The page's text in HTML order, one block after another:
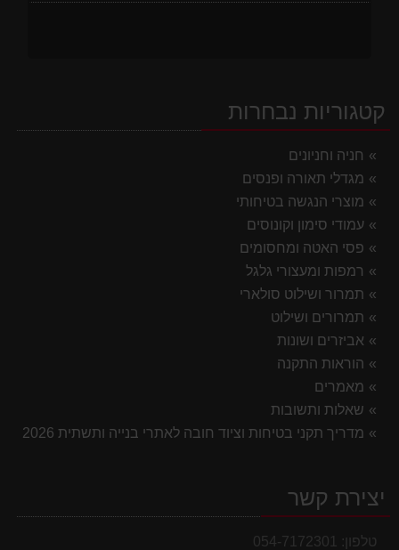
קטגוריות נבחרות
חניה וחניונים
מגדלי תאורה ופנסים
מוצרי הנגשה בטיחותי
עמודי סימון וקונוסים
פסי האטה ומחסומים
רמפות ומעצורי גלגל
תמרור ושילוט סולארי
תמרורים ושילוט
אביזרים ושונות
הוראות התקנה
מאמרים
שאלות ותשובות
מדריך תקני בטיחות וציוד חובה לאתרי בנייה ותשתית 2026
יצירת קשר
טלפון: 054-7172301